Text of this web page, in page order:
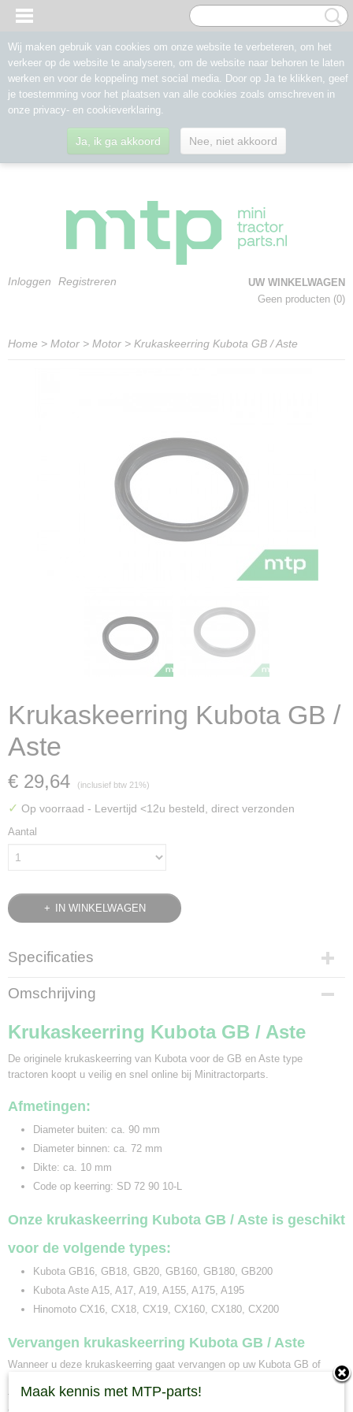
Inloggen Registreren
UW WINKELWAGEN
Geen producten (0)
Home > Motor > Motor > Krukaskeerring Kubota GB / Aste
Krukaskeerring Kubota GB /
Aste
€ 29,64 (inclusief btw 21%)
✓ Op voorraad - Levertijd <12u besteld, direct verzonden
Aantal
IN WINKELWAGEN
Specificaties
Bruto gewicht
0,20 Kg
Omschrijving
Krukaskeerring Kubota GB / Aste
De originele krukaskeerring van Kubota voor de GB en Aste type
tractoren koopt u veilig en snel online bij Minitractorparts.
Afmetingen:
Diameter buiten: ca. 90 mm
Diameter binnen: ca. 72 mm
Dikte: ca. 10 mm
Code op keerring: SD 72 90 10-L
Onze krukaskeerring Kubota GB / Aste is geschikt
voor de volgende types:
Kubota GB16, GB18, GB20, GB160, GB180, GB200
Kubota Aste A15, A17, A19, A155, A175, A195
Hinomoto CX16, CX18, CX19, CX160, CX180, CX200
Vervangen krukaskeerring Kubota GB / Aste
Wanneer u deze krukaskeerring gaat vervangen op uw Kubota GB of
Kubota Aste minitrekker is van belang om het typenummer van uw tractor
te vergelijken. De krukaskeerring is geschikt voor meerdere Kubota mini
Wij maken gebruik van cookies om onze website te verbeteren, om het
verkeer op de website te analyseren, om de website naar behoren te laten
werken en voor de koppeling met social media. Door op Ja te klikken, geef
je toestemming voor het plaatsen van alle cookies zoals omschreven in
onze privacy- en cookieverklaring.
Ja, ik ga akkoord Nee, niet akkoord
Maak kennis met MTP-parts!